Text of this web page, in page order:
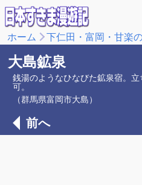
ホーム 下仁田・富岡・甘楽
大島鉱泉
銭湯のようなひなびた鉱泉宿。立
可。
（群馬県富岡市大島）
前へ